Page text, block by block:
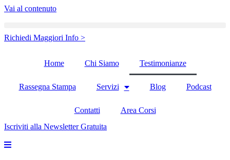
Vai al contenuto
Richiedi Maggiori Info >
Home Chi Siamo Testimonianze
Rassegna Stampa Servizi Blog Podcast
Contatti
Area Corsi
Iscriviti alla Newsletter Gratuita